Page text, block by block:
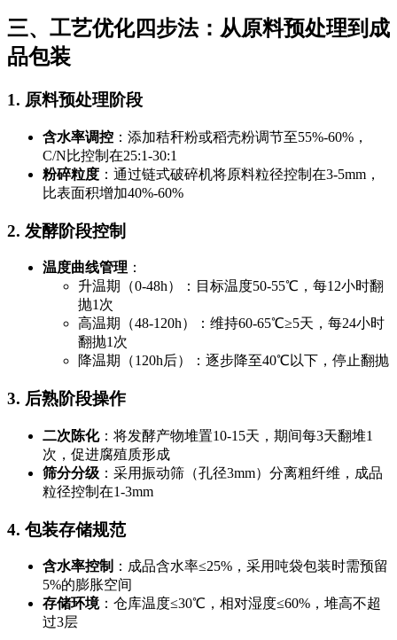
三、工艺优化四步法：从原料预处理到成
品包装
1. 原料预处理阶段
含水率调控 ：添加秸秆粉或稻壳粉调节至55%-60%，
C/N比控制在25:1-30:1
粉碎粒度 ：通过链式破碎机将原料粒径控制在3-5mm，
比表面积增加40%-60%
2. 发酵阶段控制
温度曲线管理 ：
升温期（0-48h）：目标温度50-55℃，每12小时翻
抛1次
高温期（48-120h）：维持60-65℃≥5天，每24小时
翻抛1次
降温期（120h后）：逐步降至40℃以下，停止翻抛
3. 后熟阶段操作
二次陈化：将发酵产物堆置10-15天，期间每3天翻堆1
次，促进腐殖质形成
筛分分级 ：采用振动筛（孔径3mm）分离粗纤维，成品
粒径控制在1-3mm
4. 包装存储规范
含水率控制 ：成品含水率≤25%，采用吨袋包装时需预留
5%的膨胀空间
存储环境：仓库温度≤30℃，相对湿度≤60%，堆高不超
过3层